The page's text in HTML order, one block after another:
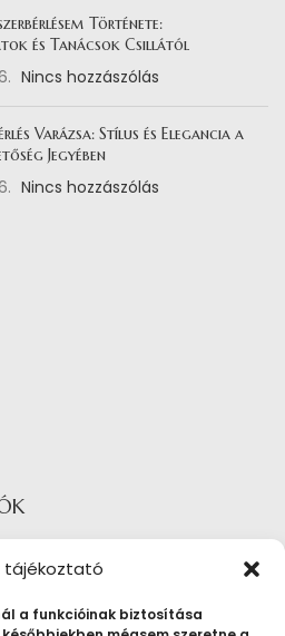
tájékoztató
a funkcióinak biztosítása
Története:
és Tanácsok Csillától
Nincs hozzászólás
Varázsa: Stílus és Elegancia a
Jegyében
Nincs hozzászólás